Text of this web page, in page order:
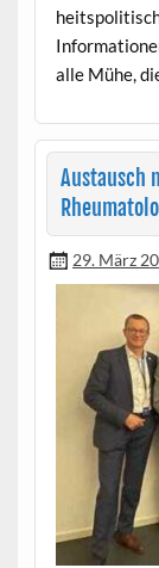
alle Mühe,
Austausch
29. März